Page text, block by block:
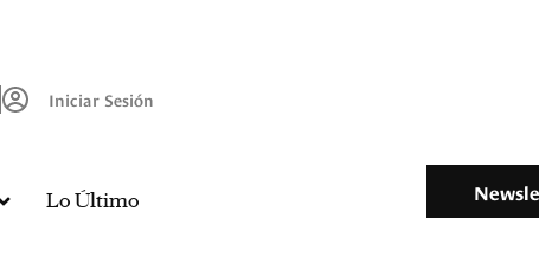
Iniciar Sesión
Lo Último